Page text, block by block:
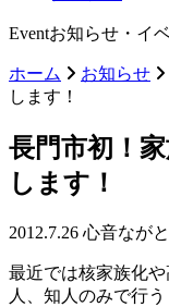
Eventお知らせ・イ
ホーム お知らせ
します！
長門市初！
します！
2012.7.26 心音ながと
最近では核家族化
人、知人のみで行う